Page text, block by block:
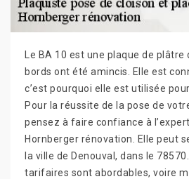
Le BA 10 est une plaque de
bords ont été amincis. Elle est
c’est pourquoi elle est utilisée
Pour la réussite de la pose de
pensez à faire confiance à
Hornberger rénovation. Elle peut
la ville de Denouval, dans le
tarifaires sont abordables, voire